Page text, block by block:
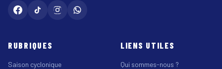
RUBRIQUES
Saison cyclonique
LIENS UTILES
Qui sommes-nous ?